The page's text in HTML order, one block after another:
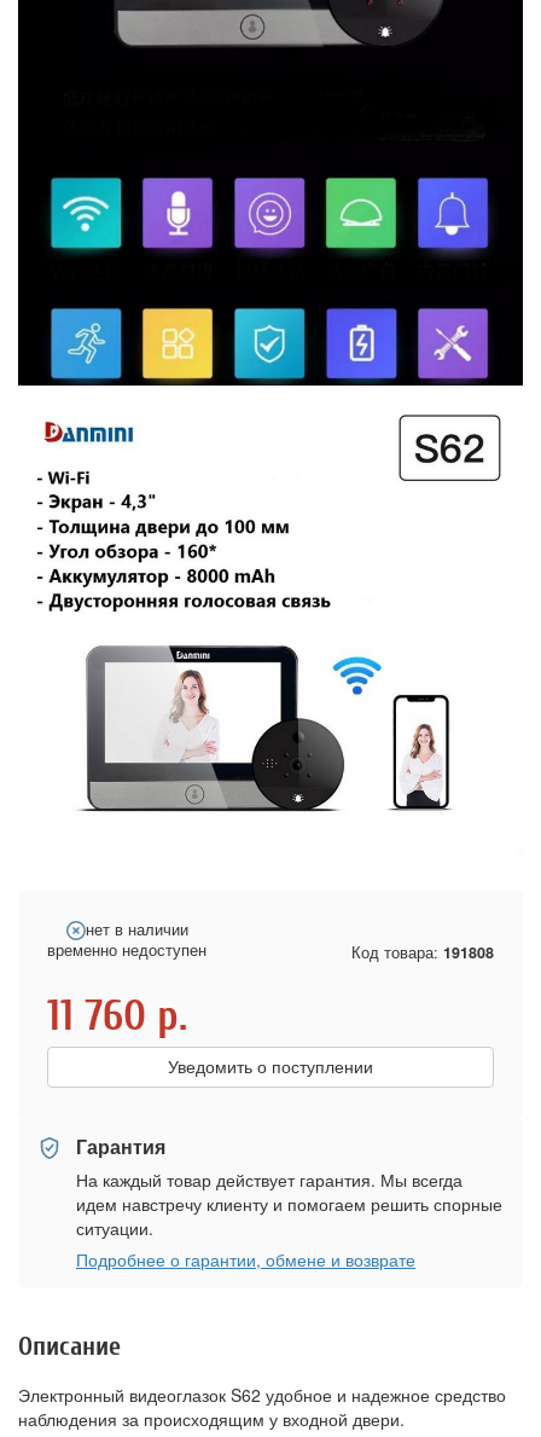
нет в наличии
временно недоступен
Код товара: 191808
11 760 р.
Уведомить о поступлении
Гарантия
На каждый товар действует гарантия. Мы всегда
идем навстречу клиенту и помогаем решить спорные
ситуации.
Подробнее о гарантии, обмене и возврате
Описание
Электронный видеоглазок S62 удобное и надежное средство
наблюдения за происходящим у входной двери.